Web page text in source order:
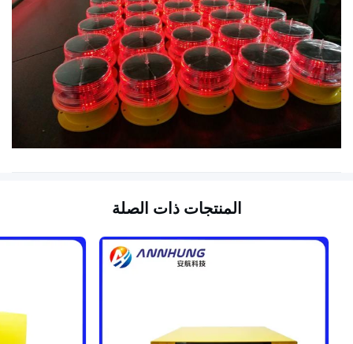
المنتجات ذات الصلة